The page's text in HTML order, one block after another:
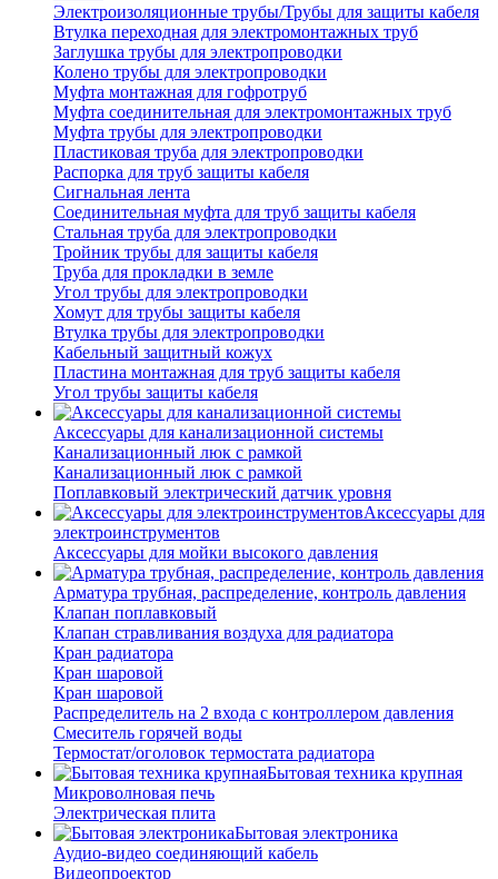
Электроизоляционные трубы/Трубы для защиты кабеля
Втулка переходная для электромонтажных труб
Заглушка трубы для электропроводки
Колено трубы для электропроводки
Муфта монтажная для гофротруб
Муфта соединительная для электромонтажных труб
Муфта трубы для электропроводки
Пластиковая труба для электропроводки
Распорка для труб защиты кабеля
Сигнальная лента
Соединительная муфта для труб защиты кабеля
Стальная труба для электропроводки
Тройник трубы для защиты кабеля
Труба для прокладки в земле
Угол трубы для электропроводки
Хомут для трубы защиты кабеля
Втулка трубы для электропроводки
Кабельный защитный кожух
Пластина монтажная для труб защиты кабеля
Угол трубы защиты кабеля
Аксессуары для канализационной системы
Канализационный люк с рамкой
Канализационный люк с рамкой
Поплавковый электрический датчик уровня
Аксессуары для
электроинструментов
Аксессуары для мойки высокого давления
Арматура трубная, распределение, контроль давления
Клапан поплавковый
Клапан стравливания воздуха для радиатора
Кран радиатора
Кран шаровой
Кран шаровой
Распределитель на 2 входа с контроллером давления
Смеситель горячей воды
Термостат/оголовок термостата радиатора
Бытовая техника крупная
Микроволновая печь
Электрическая плита
Бытовая электроника
Аудио-видео соединяющий кабель
Видеопроектор